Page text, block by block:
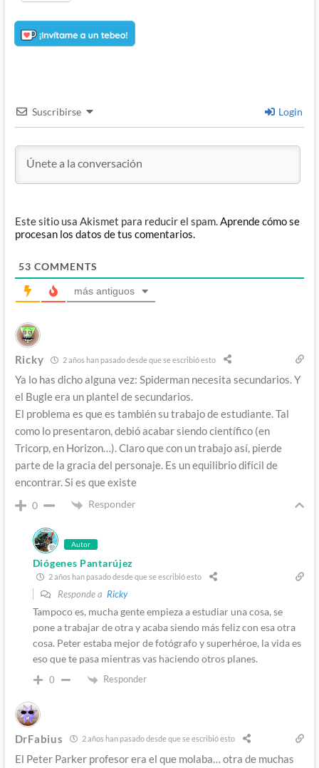
Suscribirse Login
Este sitio usa Akismet para reducir el spam.Aprende cómo se
procesan los datos de tus comentarios.
53 COMMENTS
más antiguos
Ricky 2 años han pasado desde que se escribió esto
Ya lo has dicho alguna vez: Spiderman necesita secundarios. Y
el Bugle era un plantel de secundarios.
El problema es que es también su trabajo de estudiante. Tal
como lo presentaron, debió acabar siendo científico (en
Tricorp, en Horizon…). Claro que con un trabajo así, pierde
parte de la gracia del personaje. Es un equilibrio difícil de
encontrar. Si es que existe
0 Responder
Autor
Diógenes Pantarújez
2 años han pasado desde que se escribió esto
Responde a Ricky
Tampoco es, mucha gente empieza a estudiar una cosa, se
pone a trabajar de otra y acaba siendo más feliz con esa otra
cosa. Peter estaba mejor de fotógrafo y superhéroe, la vida es
eso que te pasa mientras vas haciendo otros planes.
0 Responder
DrFabius 2 años han pasado desde que se escribió esto
El Peter Parker profesor era el que molaba… otra de muchas